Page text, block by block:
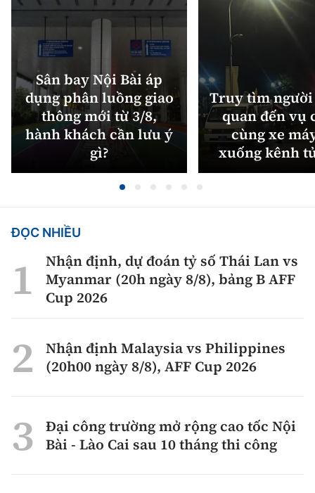
Sân bay Nội Bài áp
dụng phân luồng giao
thông mới từ 3/8,
hành khách cần lưu ý
gì?
Truy tìm
quan đến vụ
cùng xe
xuống kênh
ĐỌC NHIỀU
Nhận định, dự đoán tỷ số Thái Lan vs
Myanmar (20h ngày 8/8), bảng B AFF
Cup 2026
Nhận định Malaysia vs Philippines
(20h00 ngày 8/8), AFF Cup 2026
Đại công trường mở rộng cao tốc Nội
Bài - Lào Cai sau 10 tháng thi công